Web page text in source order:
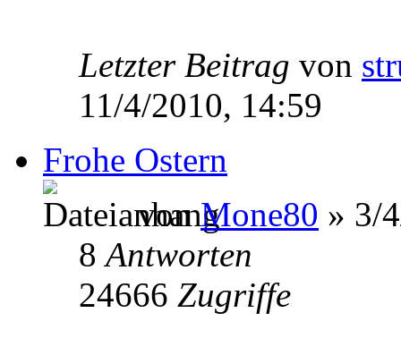
Letzter Beitrag von
11/4/2010, 14:59
Frohe Ostern
vonMone80 » 3/
8Antworten
24666 Zugriffe